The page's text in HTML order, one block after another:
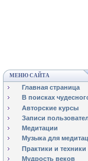
МЕНЮ САЙТА
Главная страница
В поисках
Авторские курсы
Записи
Медитации
Музыка для
Практики и техники
Мудрость веков